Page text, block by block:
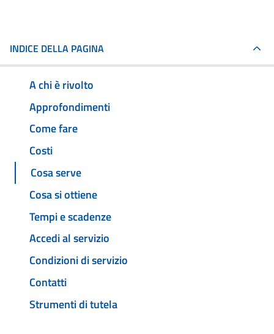
INDICE DELLA PAGINA
A chi è rivolto
Approfondimenti
Come fare
Costi
Cosa serve
Cosa si ottiene
Tempi e scadenze
Accedi al servizio
Condizioni di servizio
Contatti
Strumenti di tutela